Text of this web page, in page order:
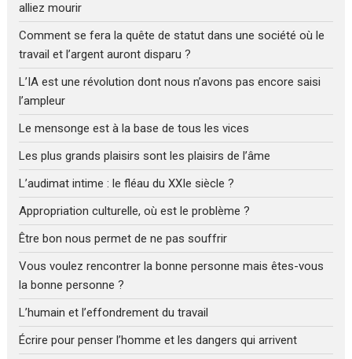
alliez mourir
Comment se fera la quête de statut dans une société où le
travail et l’argent auront disparu ?
L’IA est une révolution dont nous n’avons pas encore saisi
l’ampleur
Le mensonge est à la base de tous les vices
Les plus grands plaisirs sont les plaisirs de l’âme
L’audimat intime : le fléau du XXIe siècle ?
Appropriation culturelle, où est le problème ?
Être bon nous permet de ne pas souffrir
Vous voulez rencontrer la bonne personne mais êtes-vous
la bonne personne ?
L’humain et l’effondrement du travail
Écrire pour penser l’homme et les dangers qui arrivent